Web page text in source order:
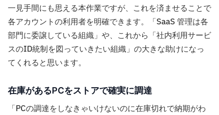
一見手間にも思える本作業ですが、これを済ませることで
各アカウントの利用者を明確できます。「SaaS 管理は各
部門に委譲している組織」や、これから「社内利用サービ
スのID統制を図っていきたい組織」の大きな助けになっ
てくれると思います。
在庫があるPCをストアで確実に調達
「PCの調達をしなきゃいけないのに在庫切れで納期がわ